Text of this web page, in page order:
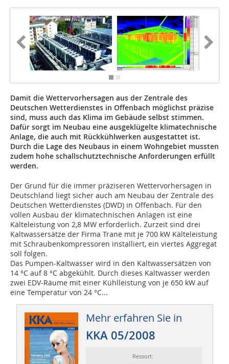
Damit die Wettervorhersagen aus der Zentrale des
Deutschen Wetterdienstes in Offenbach möglichst präzise
sind, muss auch das Klima im Gebäude selbst stimmen.
Dafür sorgt im Neubau eine ausgeklügelte klimatechnische
Anlage, die auch mit Rückkühlwerken ausgestattet ist.
Durch die Lage des Neubaus in einem Wohngebiet mussten
zudem hohe schallschutztechnische Anforderungen erfüllt
werden.
Der Grund für die immer präziseren Wettervorhersagen in
Deutschland liegt sicher auch am Neubau der Zentrale des
Deutschen Wetterdienstes (DWD) in Offenbach. Für den
vollen Ausbau der klimatechnischen Anlagen ist eine
Kälteleistung von 2,8 MW erforderlich. Zurzeit sind drei
Kaltwassersätze der Firma Trane mit je 700 kW Kälteleistung
mit Schraubenkompressoren installiert, ein viertes Aggregat
soll folgen.
Das Pumpen-Kaltwasser wird in den Kaltwassersätzen von
14 °C auf 8 °C abgekühlt. Durch dieses Kaltwasser werden
zwei EDV-Räume mit einer Kühlleistung von je 650 kW auf
eine Temperatur von 24 °C...
Mehr erfahren Sie in
KKA 05/2008
Ressort: